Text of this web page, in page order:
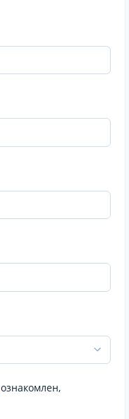
ознакомлен,